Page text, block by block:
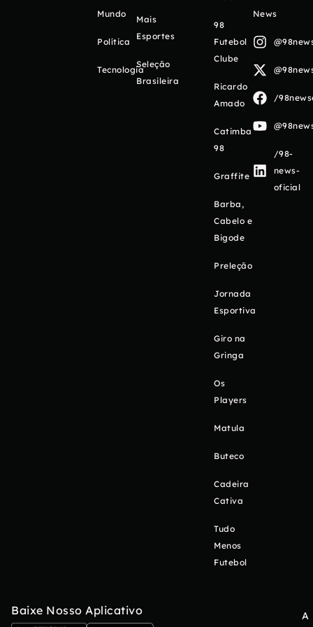
Mundo
Política
Tecnologia
Mais
Esportes
Seleção
Brasileira
98
Futebol
Clube
Ricardo
Amado
Catimba
98
Graffite
Barba,
Cabelo e
Bigode
Preleção
Jornada
Esportiva
Giro na
Gringa
Os
Players
Matula
Buteco
Cadeira
Cativa
Tudo
Menos
Futebol
News
/
/98-
news-
oficial
Baixe Nosso Aplicativo
A